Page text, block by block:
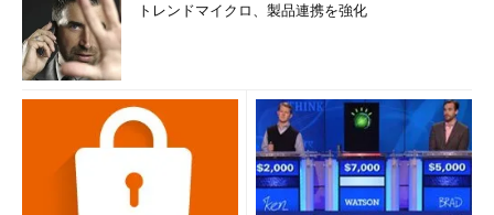
トレンドマイクロ、製品連携を強化